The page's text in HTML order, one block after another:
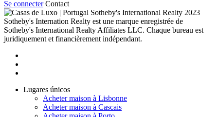
Se connecter Contact
2023
Sotheby's Internation Realty est une marque enregistrée de
Sotheby's International Realty Affiliates LLC. Chaque bureau est
juridiquement et financièrement indépendant.
Lugares únicos
Acheter maison à Lisbonne
Acheter maison à Cascais